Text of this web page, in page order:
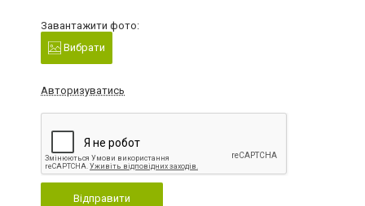
Завантажити фото:
Вибрати
Авторизуватись
Відправити